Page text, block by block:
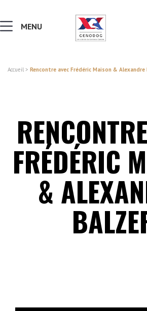
RECHERCHER
LEXIQUE
VERS LE SITE
MENU
Accueil > Rencontre avec Frédéric Maison & Alexandre
FRÉDÉRIC
&